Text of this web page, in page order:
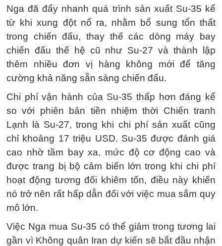
Nga đã đẩy nhanh quá trình sản xuất Su-35 kể
từ khi xung đột nổ ra, nhằm bổ sung tổn thất
trong chiến đấu, thay thế các dòng máy bay
chiến đấu thế hệ cũ như Su-27 và thành lập
thêm nhiều đơn vị hàng không mới để tăng
cường khả năng sẵn sàng chiến đấu.
Chi phí vận hành của Su-35 thấp hơn đáng kể
so với phiên bản tiền nhiệm thời Chiến tranh
Lạnh là Su-27, trong khi chi phí sản xuất cũng
chỉ khoảng 17 triệu USD. Su-35 được đánh giá
cao nhờ tầm bay xa, mức độ cơ động cao và
được trang bị bộ cảm biến lớn trong khi chi phí
hoạt động tương đối khiêm tốn, điều này khiến
nó trở nên rất hấp dẫn đối với việc mua sắm quy
mô lớn.
Việc Nga mua Su-35 có thể giảm trong tương lai
gần vì Không quân Iran dự kiến ​​sẽ bắt đầu nhận